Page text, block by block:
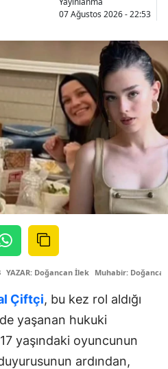
07 Ağustos 2026 - 22:53
YAZAR: Doğancan İlek Muhabir:
Çiftçi, bu kez rol aldığı
yaşanan hukuki
yaşındaki oyuncunun
ardından,